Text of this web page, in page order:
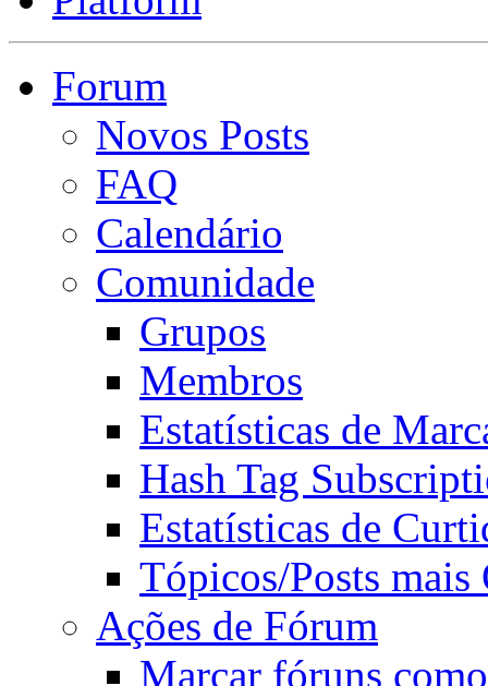
Forum
Novos Posts
FAQ
Calendário
Comunidade
Grupos
Membros
Estatísticas de
Hash Tag
Estatísticas de
Tópicos/Posts mais
Ações de Fórum
Marcar fóruns